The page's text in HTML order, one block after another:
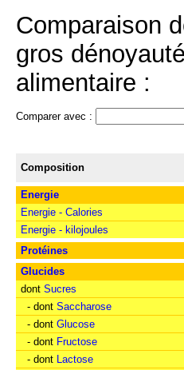
Comparaison
gros
alimentaire :
Comparer avec :
Composition
Energie
Energie - Calories
Energie - kilojoules
Protéines
Glucides
dont Sucres
- dont Saccharose
- dont Glucose
- dont Fructose
- dont Lactose